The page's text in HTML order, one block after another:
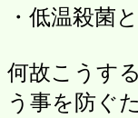
・低温殺菌
何故こうす
う事を防ぐ